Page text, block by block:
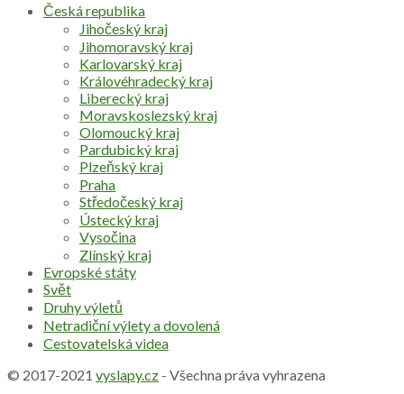
Česká republika
Jihočeský kraj
Jihomoravský kraj
Karlovarský kraj
Královéhradecký kraj
Liberecký kraj
Moravskoslezský kraj
Olomoucký kraj
Pardubický kraj
Plzeňský kraj
Praha
Středočeský kraj
Ústecký kraj
Vysočina
Zlínský kraj
Evropské státy
Svět
Druhy výletů
Netradiční výlety a dovolená
Cestovatelská videa
© 2017-2021 vyslapy.cz - Všechna práva vyhrazena